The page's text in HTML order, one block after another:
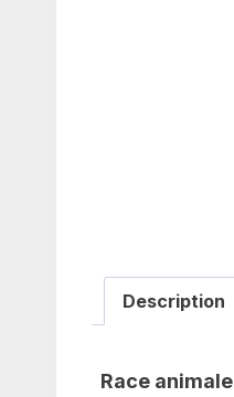
Description
Race animale